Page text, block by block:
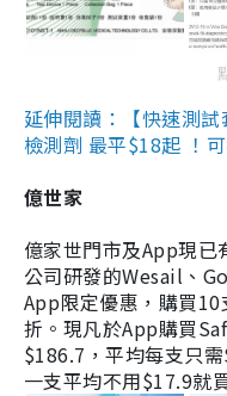
延伸閱讀：【快速測
檢測劑 最平$18起 ！
億世家
億家世門市及App現已
公司研發的Wesail、
App限定優惠，購買
折。現凡於App購買
$186.7，平均每支只
一支平均不用$17.9就